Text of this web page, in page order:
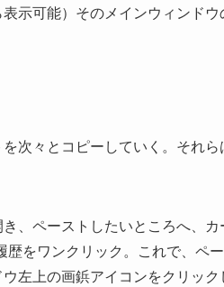
示可能）そのメインウィンドウ
次々とコピーしていく。それら
、ペーストしたいところへ、
をワンクリック。これで、ペ
左上の画鋲アイコンをクリッ